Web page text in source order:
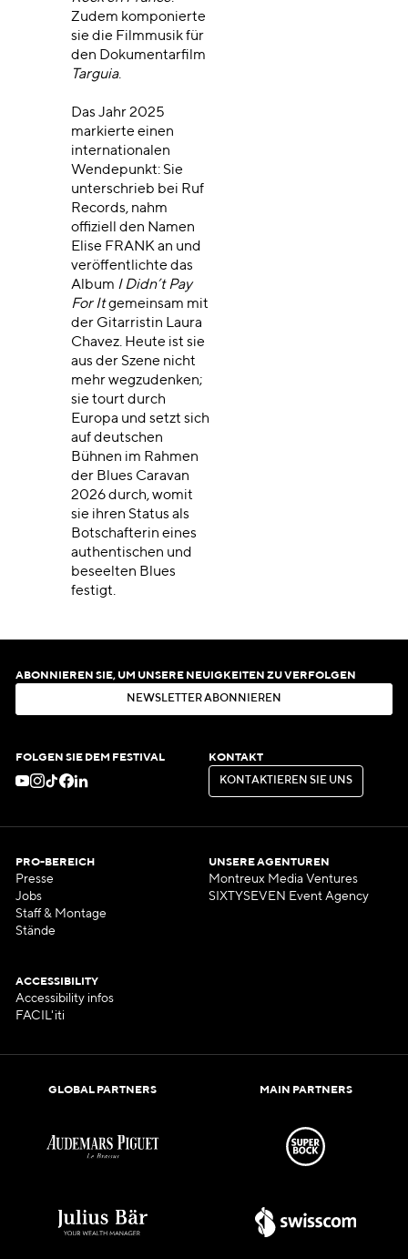
Zudem komponierte
sie die Filmmusik für
den Dokumentarfilm
Targuia.
Das Jahr 2025
markierte einen
internationalen
Wendepunkt: Sie
unterschrieb bei Ruf
Records, nahm
offiziell den Namen
Elise FRANK an und
veröffentlichte das
Album I Didn’t Pay
For Itgemeinsam mit
der Gitarristin Laura
Chavez. Heute ist sie
aus der Szene nicht
mehr wegzudenken;
sie tourt durch
Europa und setzt sich
auf deutschen
Bühnen im Rahmen
der Blues Caravan
2026 durch, womit
sie ihren Status als
Botschafterin eines
authentischen und
beseelten Blues
festigt.
ABONNIEREN SIE, UM UNSERE NEUIGKEITEN ZU VERFOLGEN
N EWSLET ERABON N EREN
FOLGEN SIE DEM FESTIVAL KONTAKT
KON AKT EREN SI E UN S
KONTAKTIERENSIEUNS
PRO-BEREICH
Presse
Jobs
Staff & Montage
Stände
UNSERE AGENTUREN
Montreux Media Ventures
SIXTYSEVEN Event Agency
ACCESSIBILITY
Accessibility infos
FACIL'iti
GLOBAL PARTNERS MAIN PARTNERS